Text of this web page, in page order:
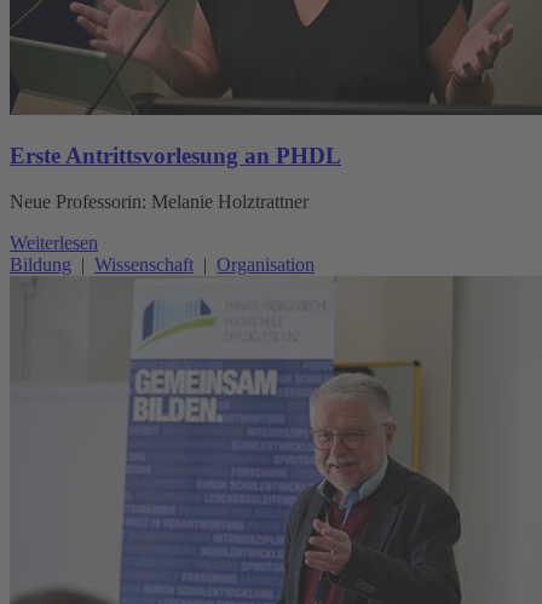
Erste Antrittsvorlesung an PHDL
Neue Professorin: Melanie Holztrattner
Weiterlesen
Bildung | Wissenschaft | Organisation